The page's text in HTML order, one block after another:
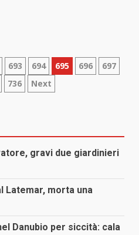
693 694 695 696
697
736 Next
gravi due giardinieri
Latemar, morta una
Danubio per siccità: cala